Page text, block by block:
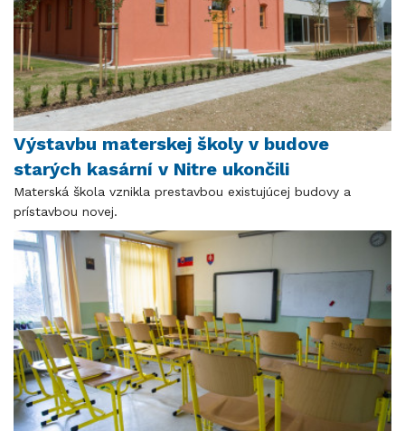
Výstavbu materskej školy v budove
starých kasární v Nitre ukončili
Materská škola vznikla prestavbou existujúcej budovy a
prístavbou novej.